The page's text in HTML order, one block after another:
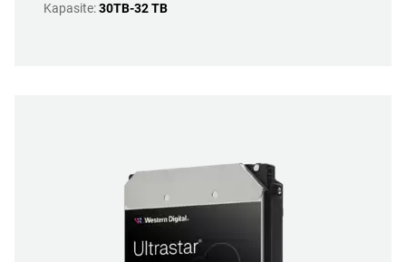
Kapasite:30TB-32 TB